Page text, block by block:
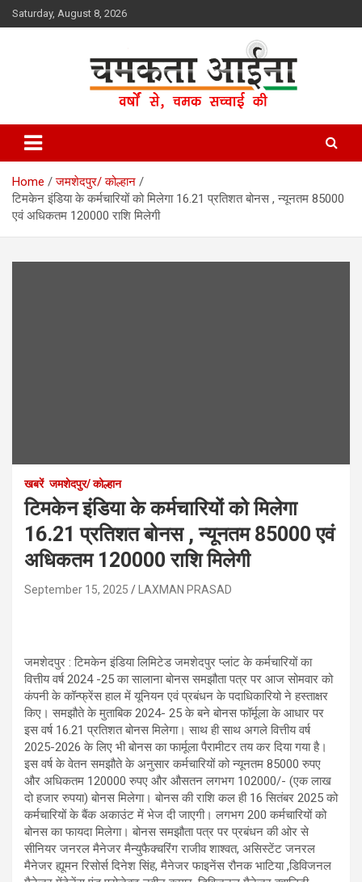
Skip
to
Saturday, August 8, 2026
Chamakta Aina
Home
जमशेदपुर/ कोल्हान
टिमकेन इंडिया के कर्मचारियों को मिलेगा 16.21 प्रतिशत बोनस , न्यूनतम 85000
एवं अधिकतम 120000 राशि मिलेगी
खबरें जमशेदपुर/ कोल्हान
टिमकेन इंडिया के कर्मचारियों को मिलेगा
16.21 प्रतिशत बोनस , न्यूनतम 85000 एवं
अधिकतम 120000 राशि मिलेगी
September 15, 2025 LAXMAN PRASAD
जमशेदपुर : टिमकेन इंडिया लिमिटेड जमशेदपुर प्लांट के कर्मचारियों का
वित्तीय वर्ष 2024 -25 का सालाना बोनस समझौता पत्र पर आज सोमवार को
कंपनी के कॉन्फ्रेंस हाल में यूनियन एवं प्रबंधन के पदाधिकारियो ने हस्ताक्षर
किए। समझौते के मुताबिक 2024- 25 के बने बोनस फॉर्मूला के आधार पर
इस वर्ष 16.21 प्रतिशत बोनस मिलेगा। साथ ही साथ अगले वित्तीय वर्ष
2025-2026 के लिए भी बोनस का फार्मूला पैरामीटर तय कर दिया गया है।
इस वर्ष के वेतन समझौते के अनुसार कर्मचारियों को न्यूनतम 85000 रुपए
और अधिकतम 120000 रुपए और औसतन लगभग 102000/- (एक लाख
दो हजार रुपया) बोनस मिलेगा। बोनस की राशि कल ही 16 सितंबर 2025 को
कर्मचारियों के बैंक अकाउंट में भेज दी जाएगी। लगभग 200 कर्मचारियों को
बोनस का फायदा मिलेगा। बोनस समझौता पत्र पर प्रबंधन की ओर से
सीनियर जनरल मैनेजर मैन्युफैक्चरिंग राजीव शाश्वत, असिस्टेंट जनरल
मैनेजर ह्यूमन रिसोर्स दिनेश सिंह, मैनेजर फाइनेंस रौनक भाटिया ,डिविजनल